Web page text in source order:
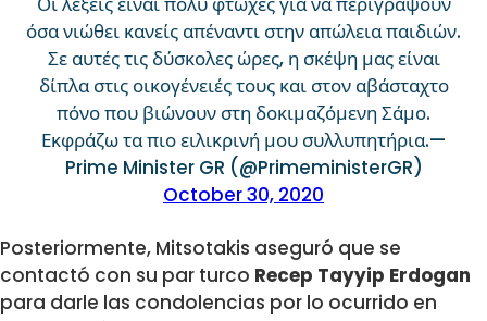
όσα νιώθει κανείς απέναντι στην απώλεια παιδιών.
Σε αυτές τις δύσκολες ώρες, η σκέψη μας είναι
δίπλα στις οικογένειές τους και στον αβάσταχτο
πόνο που βιώνουν στη δοκιμαζόμενη Σάμο.
Εκφράζω τα πιο ειλικρινή μου συλλυπητήρια.—
Prime Minister GR (@PrimeministerGR)
October 30, 2020
Posteriormente, Mitsotakis aseguró que se
contactó con su par turco Recep Tayyip Erdogan
para darle las condolencias por lo ocurrido en